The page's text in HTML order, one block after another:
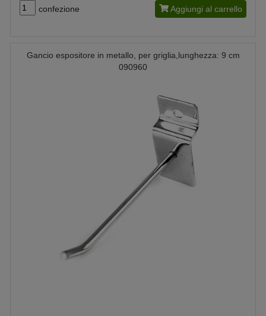
confezione Aggiungi al carrello
Gancio espositore in metallo, per griglia,lunghezza: 9 cm
090960